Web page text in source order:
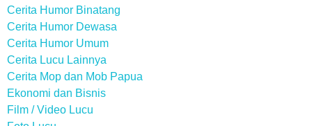
Cerita Humor Binatang
Cerita Humor Dewasa
Cerita Humor Umum
Cerita Lucu Lainnya
Cerita Mop dan Mob Papua
Ekonomi dan Bisnis
Film / Video Lucu